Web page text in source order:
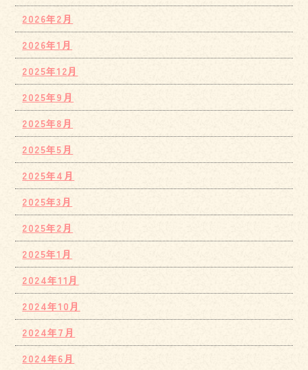
2026年2月
2026年1月
2025年12月
2025年9月
2025年8月
2025年5月
2025年4月
2025年3月
2025年2月
2025年1月
2024年11月
2024年10月
2024年7月
2024年6月